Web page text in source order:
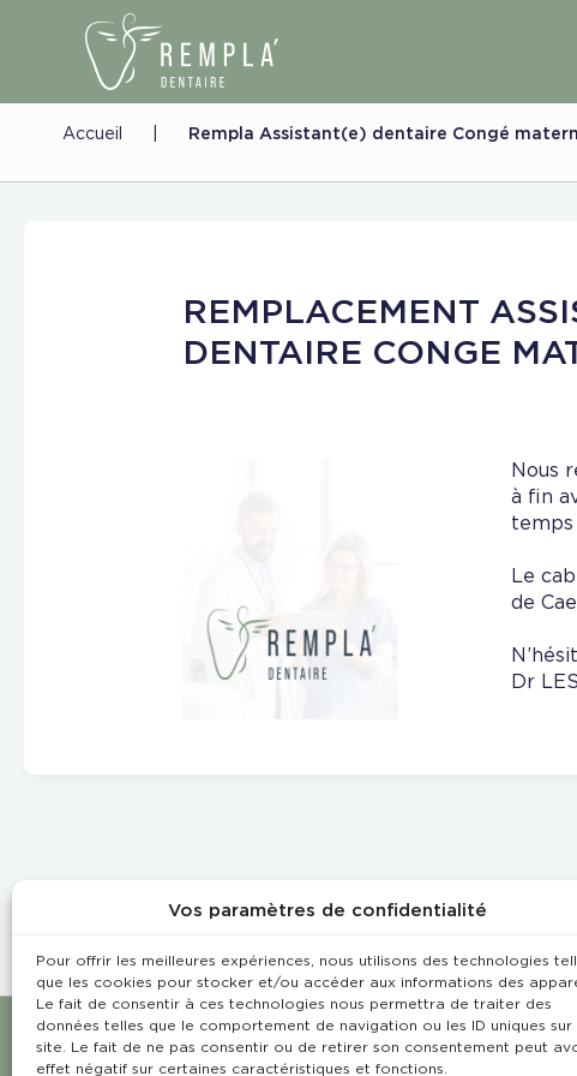
Vos paramètres de confidentialité
Pour offrir les meilleures expériences, nous utilisons des technologies
que les cookies pour stocker et/ou accéder aux informations des
Le fait de consentir à ces technologies nous permettra de traiter des
données telles que le comportement de navigation ou les ID uniques sur
site. Le fait de ne pas consentir ou de retirer son consentement peut
effet négatif sur certaines caractéristiques et fonctions.
Accueil Rempla Assistant(e) dentaire Congé
REMPLACEMENT
DENTAIRE CONGE
Nous
à fin
temps
Le
de
Dr